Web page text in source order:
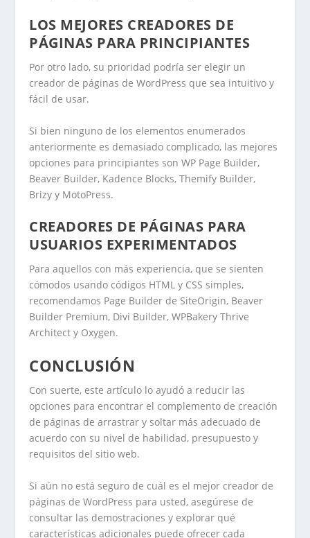
LOS MEJORES CREADORES DE
PÁGINAS PARA PRINCIPIANTES
Por otro lado, su prioridad podría ser elegir un
creador de páginas de WordPress que sea intuitivo y
fácil de usar.
Si bien ninguno de los elementos enumerados
anteriormente es demasiado complicado, las mejores
opciones para principiantes son WP Page Builder,
Beaver Builder, Kadence Blocks, Themify Builder,
Brizy y MotoPress.
CREADORES DE PÁGINAS PARA
USUARIOS EXPERIMENTADOS
Para aquellos con más experiencia, que se sienten
cómodos usando códigos HTML y CSS simples,
recomendamos Page Builder de SiteOrigin, Beaver
Builder Premium, Divi Builder, WPBakery Thrive
Architect y Oxygen.
CONCLUSIÓN
Con suerte, este artículo lo ayudó a reducir las
opciones para encontrar el complemento de creación
de páginas de arrastrar y soltar más adecuado de
acuerdo con su nivel de habilidad, presupuesto y
requisitos del sitio web.
Si aún no está seguro de cuál es el mejor creador de
páginas de WordPress para usted, asegúrese de
consultar las demostraciones y explorar qué
características adicionales puede ofrecer cada